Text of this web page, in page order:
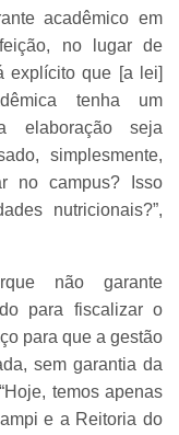
acadêmico em
no lugar de
explícito que [a lei]
tenha um
elaboração seja
simplesmente,
no campus? Isso
nutricionais?”,
não garante
para fiscalizar o
para que a gestão
sem garantia da
temos apenas
e a Reitoria do